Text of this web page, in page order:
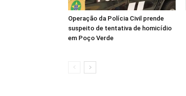
Operação da Polícia Civil prende
suspeito de tentativa de homicídio
em Poço Verde